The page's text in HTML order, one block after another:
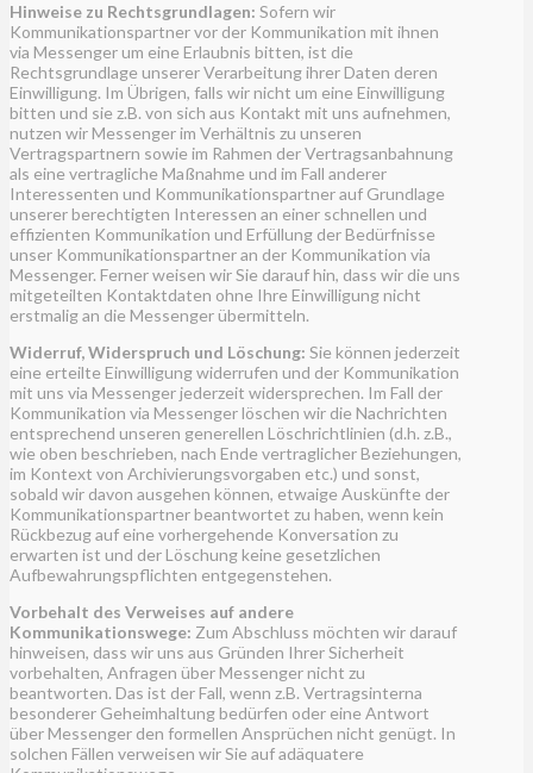
Hinweise zu Rechtsgrundlagen: Sofern wir
Kommunikationspartner vor der Kommunikation mit ihnen
via Messenger um eine Erlaubnis bitten, ist die
Rechtsgrundlage unserer Verarbeitung ihrer Daten deren
Einwilligung. Im Übrigen, falls wir nicht um eine Einwilligung
bitten und sie z.B. von sich aus Kontakt mit uns aufnehmen,
nutzen wir Messenger im Verhältnis zu unseren
Vertragspartnern sowie im Rahmen der Vertragsanbahnung
als eine vertragliche Maßnahme und im Fall anderer
Interessenten und Kommunikationspartner auf Grundlage
unserer berechtigten Interessen an einer schnellen und
effizienten Kommunikation und Erfüllung der Bedürfnisse
unser Kommunikationspartner an der Kommunikation via
Messenger. Ferner weisen wir Sie darauf hin, dass wir die uns
mitgeteilten Kontaktdaten ohne Ihre Einwilligung nicht
erstmalig an die Messenger übermitteln.
Widerruf, Widerspruch und Löschung: Sie können jederzeit
eine erteilte Einwilligung widerrufen und der Kommunikation
mit uns via Messenger jederzeit widersprechen. Im Fall der
Kommunikation via Messenger löschen wir die Nachrichten
entsprechend unseren generellen Löschrichtlinien (d.h. z.B.,
wie oben beschrieben, nach Ende vertraglicher Beziehungen,
im Kontext von Archivierungsvorgaben etc.) und sonst,
sobald wir davon ausgehen können, etwaige Auskünfte der
Kommunikationspartner beantwortet zu haben, wenn kein
Rückbezug auf eine vorhergehende Konversation zu
erwarten ist und der Löschung keine gesetzlichen
Aufbewahrungspflichten entgegenstehen.
Vorbehalt des Verweises auf andere
Kommunikationswege: Zum Abschluss möchten wir darauf
hinweisen, dass wir uns aus Gründen Ihrer Sicherheit
vorbehalten, Anfragen über Messenger nicht zu
beantworten. Das ist der Fall, wenn z.B. Vertragsinterna
besonderer Geheimhaltung bedürfen oder eine Antwort
über Messenger den formellen Ansprüchen nicht genügt. In
solchen Fällen verweisen wir Sie auf adäquatere